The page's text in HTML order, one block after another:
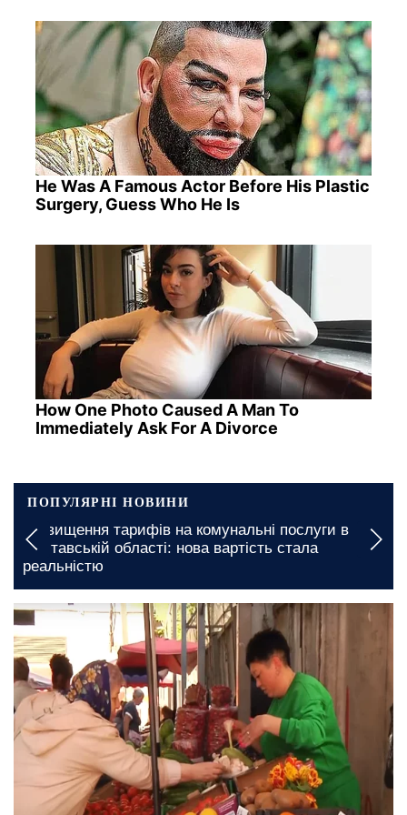
He Was A Famous Actor Before His Plastic
Surgery, Guess Who He Is
How One Photo Caused A Man To
Immediately Ask For A Divorce
ПОПУЛЯРНІ НОВИНИ
Підвищення тарифів на комунальні послуги в
Полтавській області: нова вартість стала
реальністю
12 травня, 21:00